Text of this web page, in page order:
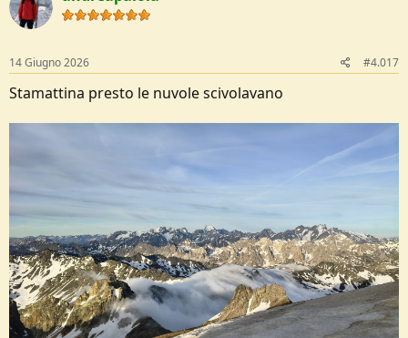
i
o
s
:
14 Giugno 2026 #4.017
Stamattina presto le nuvole scivolavano